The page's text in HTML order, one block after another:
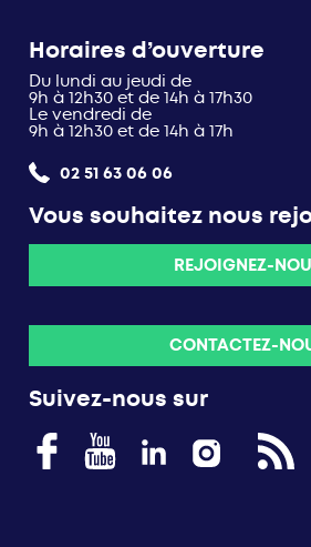
Horaires d’ouverture
Du lundi au jeudi de
9h à 12h30 et de 14h à 17h30
Le vendredi de
9h à 12h30 et de 14h à 17h
02 51 63 06 06
Vous souhaitez nous
REJOIGNEZ-
CONTACTEZ-
Suivez-nous sur